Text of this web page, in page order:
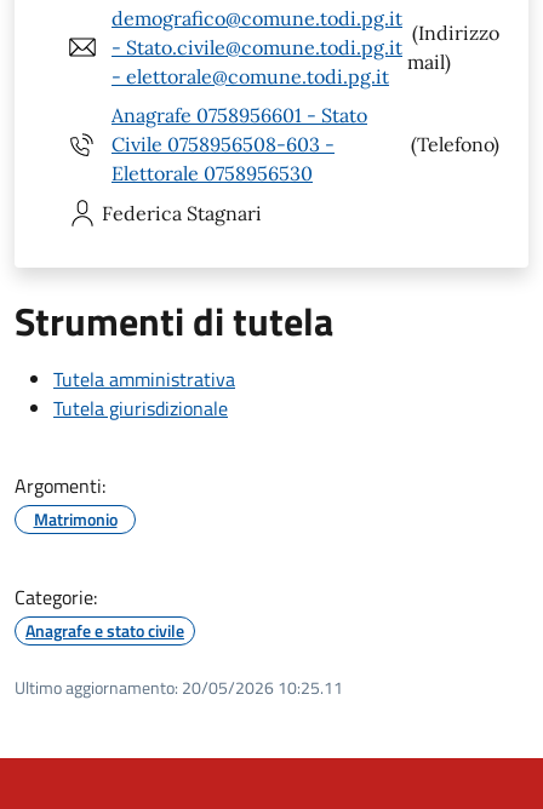
demografico@comune.todi.pg.it
- Stato.civile@comune.todi.pg.it
- elettorale@comune.todi.pg.it
(Indirizzo
mail)
Anagrafe 0758956601 - Stato
Civile 0758956508-603 -
Elettorale 0758956530
(Telefono)
Federica Stagnari
Strumenti di tutela
Tutela amministrativa
Tutela giurisdizionale
Argomenti:
Matrimonio
Categorie:
Anagrafe e stato civile
Ultimo aggiornamento: 20/05/2026 10:25.11